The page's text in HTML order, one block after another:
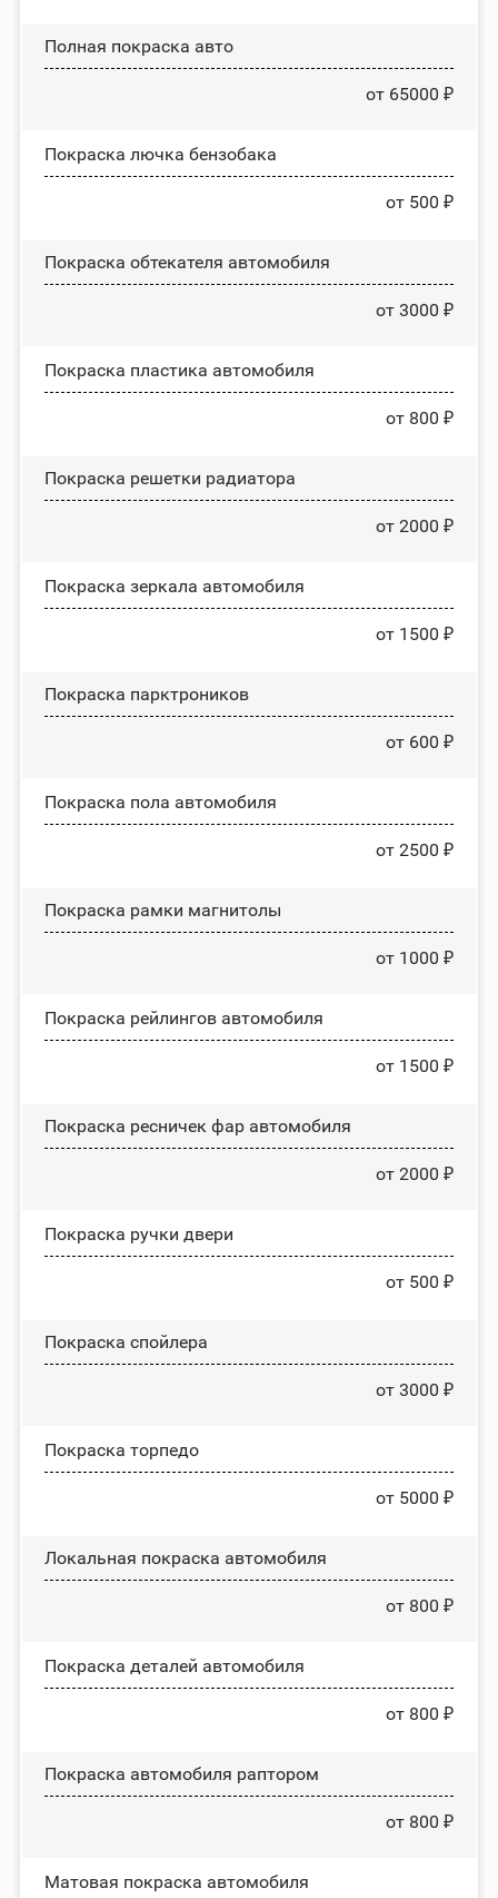
Полная покраска авто
от 65000 ₽
Покраска лючка бензобака
от 500 ₽
Покраска обтекателя автомобиля
от 3000 ₽
Покраска пластика автомобиля
от 800 ₽
Покраска решетки радиатора
от 2000 ₽
Покраска зеркала автомобиля
от 1500 ₽
Покраска парктроников
от 600 ₽
Покраска пола автомобиля
от 2500 ₽
Покраска рамки магнитолы
от 1000 ₽
Покраска рейлингов автомобиля
от 1500 ₽
Покраска ресничек фар автомобиля
от 2000 ₽
Покраска ручки двери
от 500 ₽
Покраска спойлера
от 3000 ₽
Покраска торпедо
от 5000 ₽
Локальная покраска автомобиля
от 800 ₽
Покраска деталей автомобиля
от 800 ₽
Покраска автомобиля раптором
от 800 ₽
Матовая покраска автомобиля